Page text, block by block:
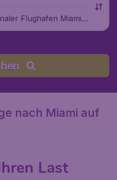
Flughafen Miami),
nach Miami auf
Last